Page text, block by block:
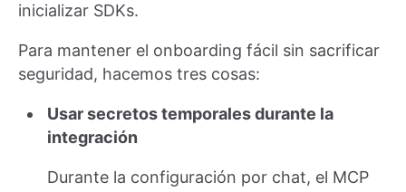
inicializar SDKs.
Para mantener el onboarding fácil sin sacrificar
seguridad, hacemos tres cosas:
Usar secretos temporales durante la
integración
Durante la configuración por chat, el MCP